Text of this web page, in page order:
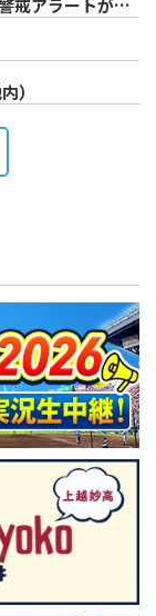
戒アラートが発
）